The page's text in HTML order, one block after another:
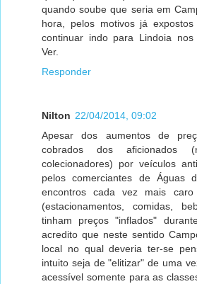
quando soube que seria em
hora, pelos motivos já
continuar indo para Lindoia
Ver.
Responder
Nilton 22/04/2014, 09:02
Apesar dos aumentos de
cobrados dos
colecionadores) por veículos
pelos comerciantes de Águas
encontros cada vez mais
(estacionamentos, comidas,
tinham preços "inflados"
acredito que neste sentido
local no qual deveria ter-se
intuito seja de "elitizar" de uma
acessível somente para as